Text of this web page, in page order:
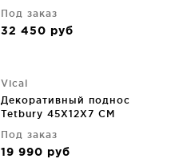
Под заказ
32 450 руб
Vical
Декоративный поднос
Tetbury 45X12X7 CM
Под заказ
19 990 руб